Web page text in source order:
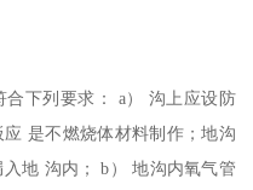
下列要求： a） 沟上应设防
是不燃烧体材料制作；地沟
地 沟内； b） 地沟内氧气管